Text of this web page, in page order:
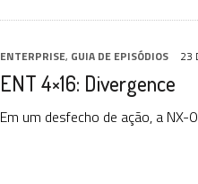
ENTERPRISE, GUIA DE EPISÓDIOS 23
ENT 4×16: Divergence
Em um desfecho de ação, a